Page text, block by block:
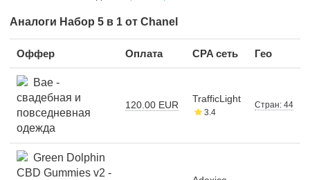
Аналоги Набор 5 в 1 от Chanel
Оффер Оплата CPA сеть Гео
Bae -
свадебная и
повседневная
одежда
120.00 EUR
TrafficLight
3.4
Стран: 44
Green Dolphin
CBD Gummies v2 -